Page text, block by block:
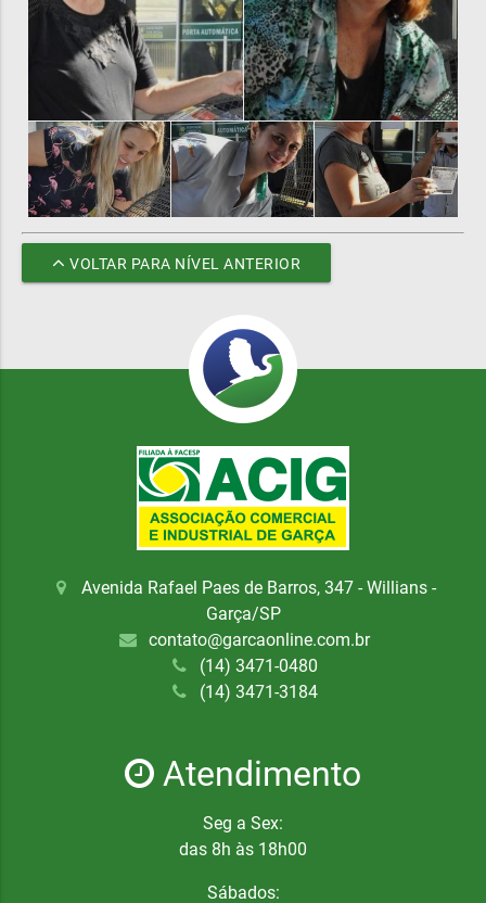
VOLTAR PARA NÍVEL ANTERIOR
Avenida Rafael Paes de Barros, 347 - Willians -
Garça/SP
contato@garcaonline.com.br
(14) 3471-0480
(14) 3471-3184
Atendimento
Seg a Sex:
das 8h às 18h00
Sábados: